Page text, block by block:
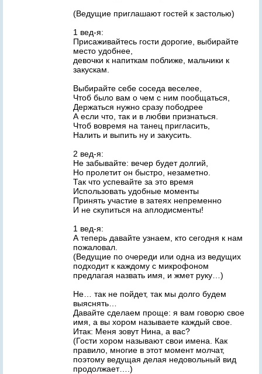
(Ведущие приглашают гостей к застолью)
1 вед-я:
Присаживайтесь гости дорогие, выбирайте
место удобнее,
девочки к напиткам поближе, мальчики к
закускам.
Выбирайте себе соседа веселее,
Чтоб было вам о чем с ним пообщаться,
Держаться нужно сразу пободрее
А если что, так и в любви признаться.
Чтоб вовремя на танец пригласить,
Налить и выпить ну и закусить.
2 вед-я:
Не забывайте: вечер будет долгий,
Но пролетит он быстро, незаметно.
Так что успевайте за это время
Использовать удобные моменты
Принять участие в затеях непременно
И не скупиться на аплодисменты!
1 вед-я:
А теперь давайте узнаем, кто сегодня к нам
пожаловал.
(Ведущие по очереди или одна из ведущих
подходит к каждому с микрофоном
предлагая назвать имя, и жмет руку…)
Не… так не пойдет, так мы долго будем
выяснять…
Давайте сделаем проще: я вам говорю свое
имя, а вы хором называете каждый свое.
Итак: Меня зовут Нина, а вас?
(Гости хором называют свои имена. Как
правило, многие в этот момент молчат,
поэтому ведущая делая недовольный вид
продолжает….)